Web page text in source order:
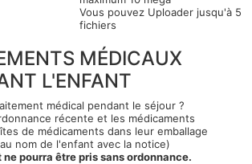
Vous pouvez Uploader jusqu'à 5
fichiers
MÉDICAUX
L'ENFANT
médical pendant le séjour ?
récente et les médicaments
de médicaments dans leur emballage
nom de l'enfant avec la notice)
pourra être pris sans ordonnance.